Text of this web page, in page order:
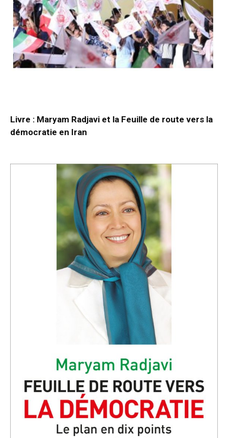
Livre : Maryam Radjavi et la Feuille de route vers la
démocratie en Iran